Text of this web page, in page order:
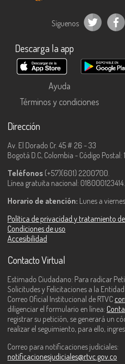
Síguenos
Descarga la app
Ayuda
Términos y condiciones
Dirección
Av. El Dorado Cr. 45 # 26 - 33
Bogotá D.C, Colombia - Código Postal:
Teléfonos (+57)(601) 2200700.
Línea gratuita nacional: 018000123414.
Horario de atención: Lunes a
Política de privacidad y tratamiento
Condiciones de uso
Accesibilidad
Contacto Virtual
Estimado Ciudadano: Para radicar
Solicitudes y Felicitaciones a la
Correo Oficial Institucional de RTVC
diligenciar el formulario en línea:
registrar su petición, se generará un
realizar el seguimiento, para ello,
Correo para notificaciones judiciales:
notificacionesjudiciales@rtvc.gov.co